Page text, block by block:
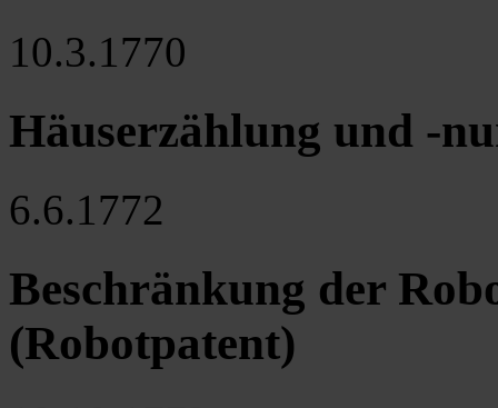
10.3.1770
Häuserzählung und -
6.6.1772
Beschränkung der
(Robotpatent)